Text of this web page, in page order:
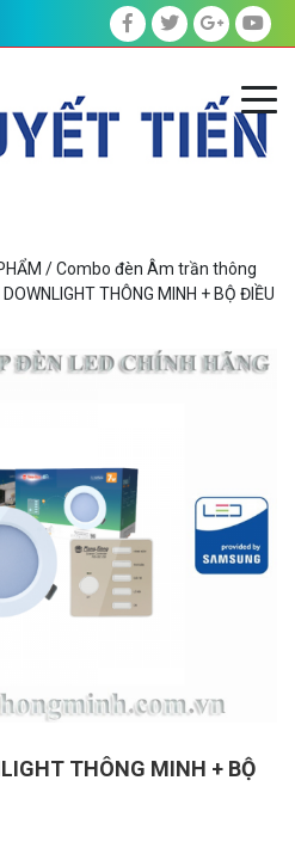
/Combo đèn Âm trần thông
THÔNG MINH + BỘ ĐIỀU
THÔNG MINH + BỘ